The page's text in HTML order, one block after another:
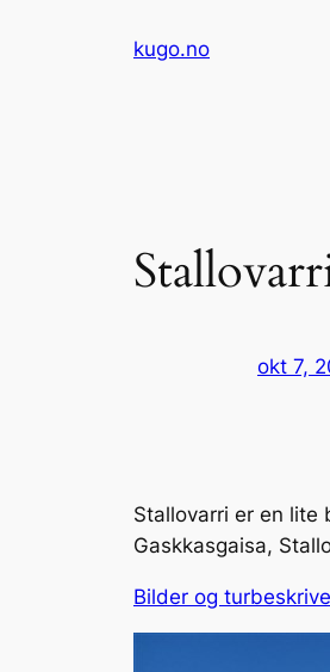
kugo.no
okt 7,
Stallovarri er en lite
Gaskkasgaisa,
Bilder og